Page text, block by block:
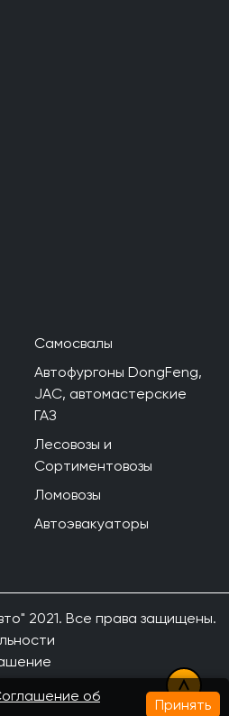
Самосвалы
Автофургоны DongFeng,
JAC, автомастерские
ГАЗ
Лесовозы и
Сортиментовозы
Ломовозы
Автоэвакуаторы
2021. Все права защищены.
об
Принять